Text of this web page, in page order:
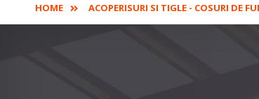
HOME ACOPERISURI SI TIGLE - COSURI DE